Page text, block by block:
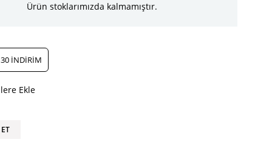
Ürün stoklarımızda kalmamıştır.
İNDİRİM
Ekle